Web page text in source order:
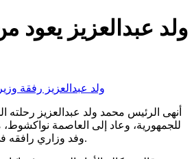
ولد عبدالعزيز يعود
أنهى الرئيس محمد ولد عبدالعزيز رحلته
للجمهورية، وعاد إلى العاصمة نواكشوط،
وفد وزاري رافقه في ولايتي ترارزة ولبراكنه.